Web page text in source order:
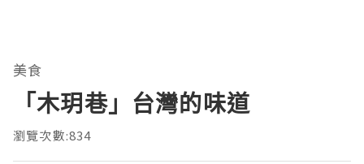
美食
「木玥巷」台灣的味道
瀏覽次數:834